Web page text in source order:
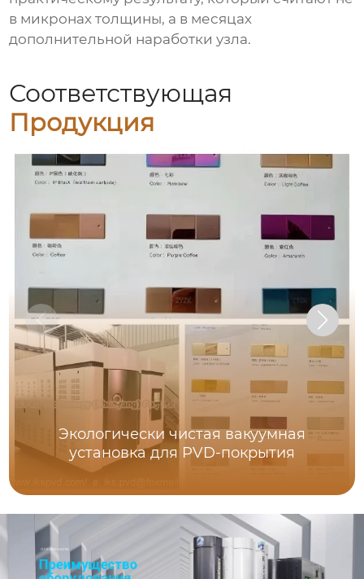
в микронах толщины, а в месяцах
дополнительной наработки узла.
Соответствующая
Продукция
Экологически чистая вакуумная
установка для PVD-покрытия